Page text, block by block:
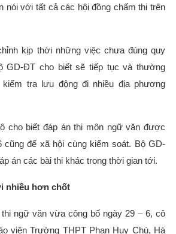
nói với tất cả các hội đồng chấm thi trên
kịp thời những việc chưa đúng quy
GD-ĐT cho biết sẽ tiếp tục và thường
tra lưu động đi nhiều địa phương
cho biết đáp án thi môn ngữ văn được
cũng để xã hội cùng kiểm soát. Bộ GD-
án các bài thi khác trong thời gian tới.
nhiều hơn chốt
ngữ văn vừa công bố ngày 29 – 6, cô
viên Trường THPT Phan Huy Chú, Hà